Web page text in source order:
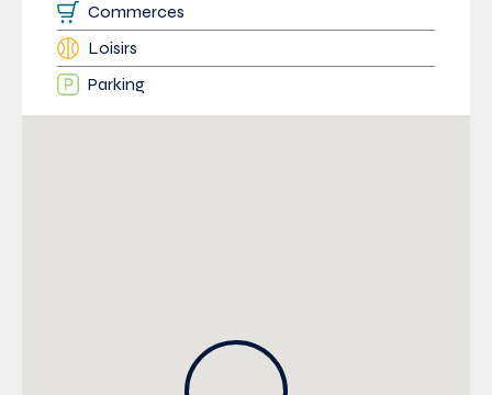
Commerces
Loisirs
Parking